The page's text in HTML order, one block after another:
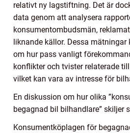
relativt ny lagstiftning. Det är
data genom att analysera
konsumentombudsmän,
liknande källor. Dessa
om hur pass vanligt
konflikter och tvister relaterade
vilket kan vara av intresse för
En diskussion om hur olika
begagnad bil bilhandlare” skiljer
Konsumentköplagen för